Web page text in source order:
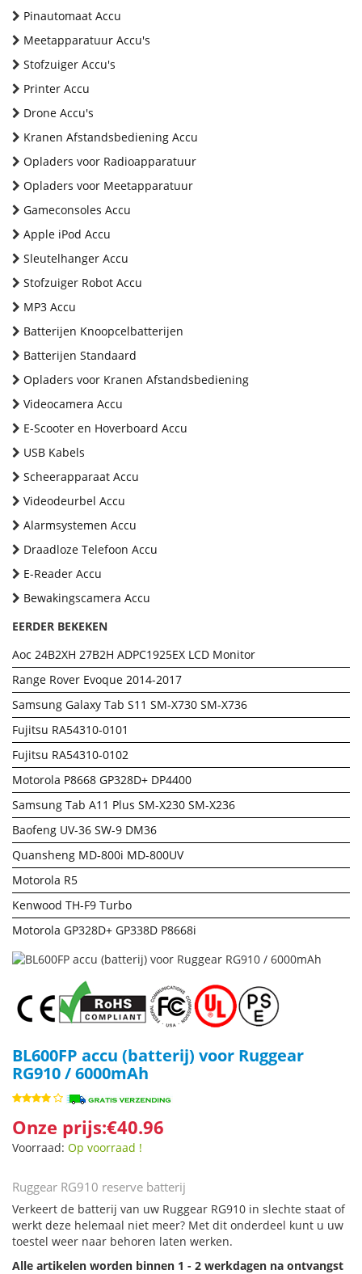
Pinautomaat Accu
Meetapparatuur Accu's
Stofzuiger Accu's
Printer Accu
Drone Accu's
Kranen Afstandsbediening Accu
Opladers voor Radioapparatuur
Opladers voor Meetapparatuur
Gameconsoles Accu
Apple iPod Accu
Sleutelhanger Accu
Stofzuiger Robot Accu
MP3 Accu
Batterijen Knoopcelbatterijen
Batterijen Standaard
Opladers voor Kranen Afstandsbediening
Videocamera Accu
E-Scooter en Hoverboard Accu
USB Kabels
Scheerapparaat Accu
Videodeurbel Accu
Alarmsystemen Accu
Draadloze Telefoon Accu
E-Reader Accu
Bewakingscamera Accu
EERDER BEKEKEN
Aoc 24B2XH 27B2H ADPC1925EX LCD Monitor
Range Rover Evoque 2014-2017
Samsung Galaxy Tab S11 SM-X730 SM-X736
Fujitsu RA54310-0101
Fujitsu RA54310-0102
Motorola P8668 GP328D+ DP4400
Samsung Tab A11 Plus SM-X230 SM-X236
Baofeng UV-36 SW-9 DM36
Quansheng MD-800i MD-800UV
Motorola R5
Kenwood TH-F9 Turbo
Motorola GP328D+ GP338D P8668i
BL600FP accu (batterij) voor Ruggear
RG910 / 6000mAh
Onze prijs:€40.96
Voorraad: Op voorraad !
Ruggear RG910 reserve batterij
Verkeert de batterij van uw Ruggear RG910 in slechte staat of
werkt deze helemaal niet meer? Met dit onderdeel kunt u uw
toestel weer naar behoren laten werken.
Alle artikelen worden binnen 1 - 2 werkdagen na ontvangst